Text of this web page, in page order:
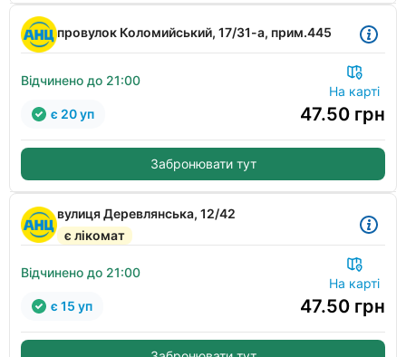
провулок Коломийський, 17/31-а, прим.445
Відчинено до 21:00
На карті
47.50 грн
є 20 уп
Забронювати тут
вулиця Деревлянська, 12/42
є лікомат
Відчинено до 21:00
На карті
47.50 грн
є 15 уп